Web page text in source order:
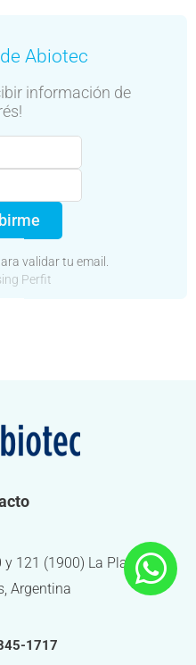
Abiotec
información de
validar tu email.
Perfit
y 121 (1900) La Plata,
Argentina
1717